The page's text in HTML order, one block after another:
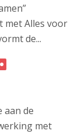
met Alles voor
de...
aan de
met